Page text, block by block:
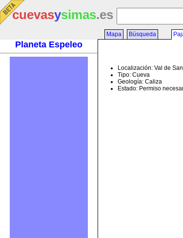
cuevasysimas.es
Planeta Espeleo
Mapa Búsqueda
Localización: Val de
Tipo: Cueva
Geología: Caliza
Estado: Permiso